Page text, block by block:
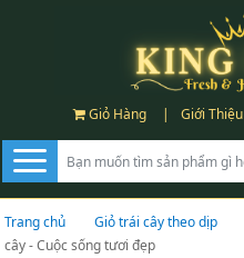
Giỏ Hàng | Giới Thiệu
Trang chủ Giỏ trái cây theo dịp
cây - Cuộc sống tươi đẹp